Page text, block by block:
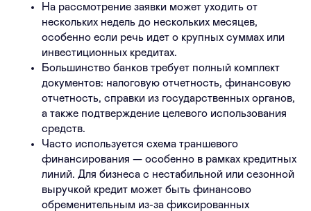
На рассмотрение заявки может уходить от
нескольких недель до нескольких месяцев,
особенно если речь идет о крупных суммах или
инвестиционных кредитах.
Большинство банков требует полный комплект
документов: налоговую отчетность, финансовую
отчетность, справки из государственных органов,
а также подтверждение целевого использования
средств.
Часто используется схема траншевого
финансирования — особенно в рамках кредитных
линий. Для бизнеса с нестабильной или сезонной
выручкой кредит может быть финансово
обременительным из-за фиксированных